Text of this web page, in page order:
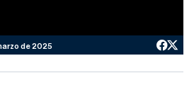
de 2025